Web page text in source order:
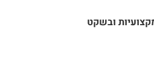
ובשקט